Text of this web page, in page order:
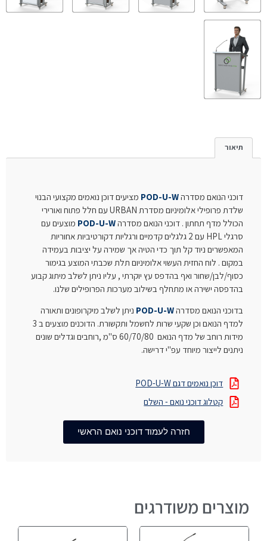
תיאור
דוכני הנואם מסדרהPOD-U-W מציעים דוכן נואמים מקצועי הבנוי
שלדת פרופילי אלומיניום מסדרת URBAN עם חלל פתוח ואורירי
הכולל מדף תחתון . דוכני הנואם מסדרהPOD-U-W מוצעים עם
סרגלי HPL עם 2 גלגלים קדמיים ורגליות דקורטיביות אחוריות
המאפשרים ניוד קל תוך כדי הטיה אך שמירה על יציבות בעמידה
במקום . לוח החזית העשוי אלומיניום תלת שכבתי המוצע בגימור
כסוף/לבן/שחור ואף בהדפס עץ יוקרתי , עליו ניתן לשלב מיתוג קבוע
בהדפסה ישירה או מתחלף בשילוב מערכות הפרופילים שלנו.
בדוכני הנואם מסדרהPOD-U-W ניתן לשלב מיקרופונים ותאורה
למדף הנואם וכן שקעי שרות לחשמל ותקשורת. הדוכנים מוצעים ב 3
מידות רוחב של מדף הנואם 60/70/80 ס"מ ,רוחבים וגדלים שונים
ניתנים לייצור מיוחד עפ"י דרישה.
דוכן נואמים דגם POD-U-W
קטלוג דוכני נואם - השלם
חזרה לעמוד דוכני נואם הראשי
מוצרים משודרגים